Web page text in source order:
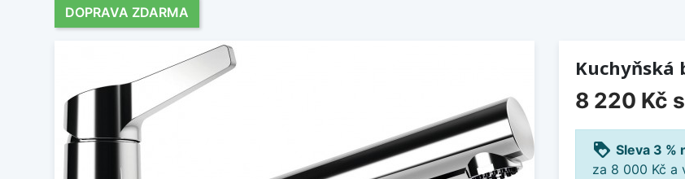
DOPRAVA ZDARMA
Kuchyňská
8 220 Kč
loyalty Sleva 3 %
za 8 000 Kč a